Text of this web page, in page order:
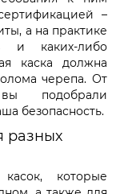
–
а на практике
и каких-либо
каска должна
черепа. От
подобрали
безопасность.
разных
которые